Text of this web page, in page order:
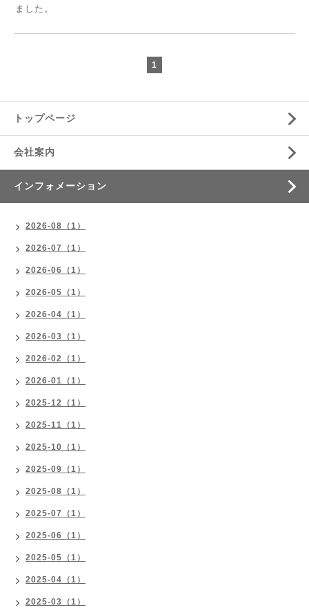
ました。
1
トップページ
会社案内
インフォメーション
2026-08（1）
2026-07（1）
2026-06（1）
2026-05（1）
2026-04（1）
2026-03（1）
2026-02（1）
2026-01（1）
2025-12（1）
2025-11（1）
2025-10（1）
2025-09（1）
2025-08（1）
2025-07（1）
2025-06（1）
2025-05（1）
2025-04（1）
2025-03（1）